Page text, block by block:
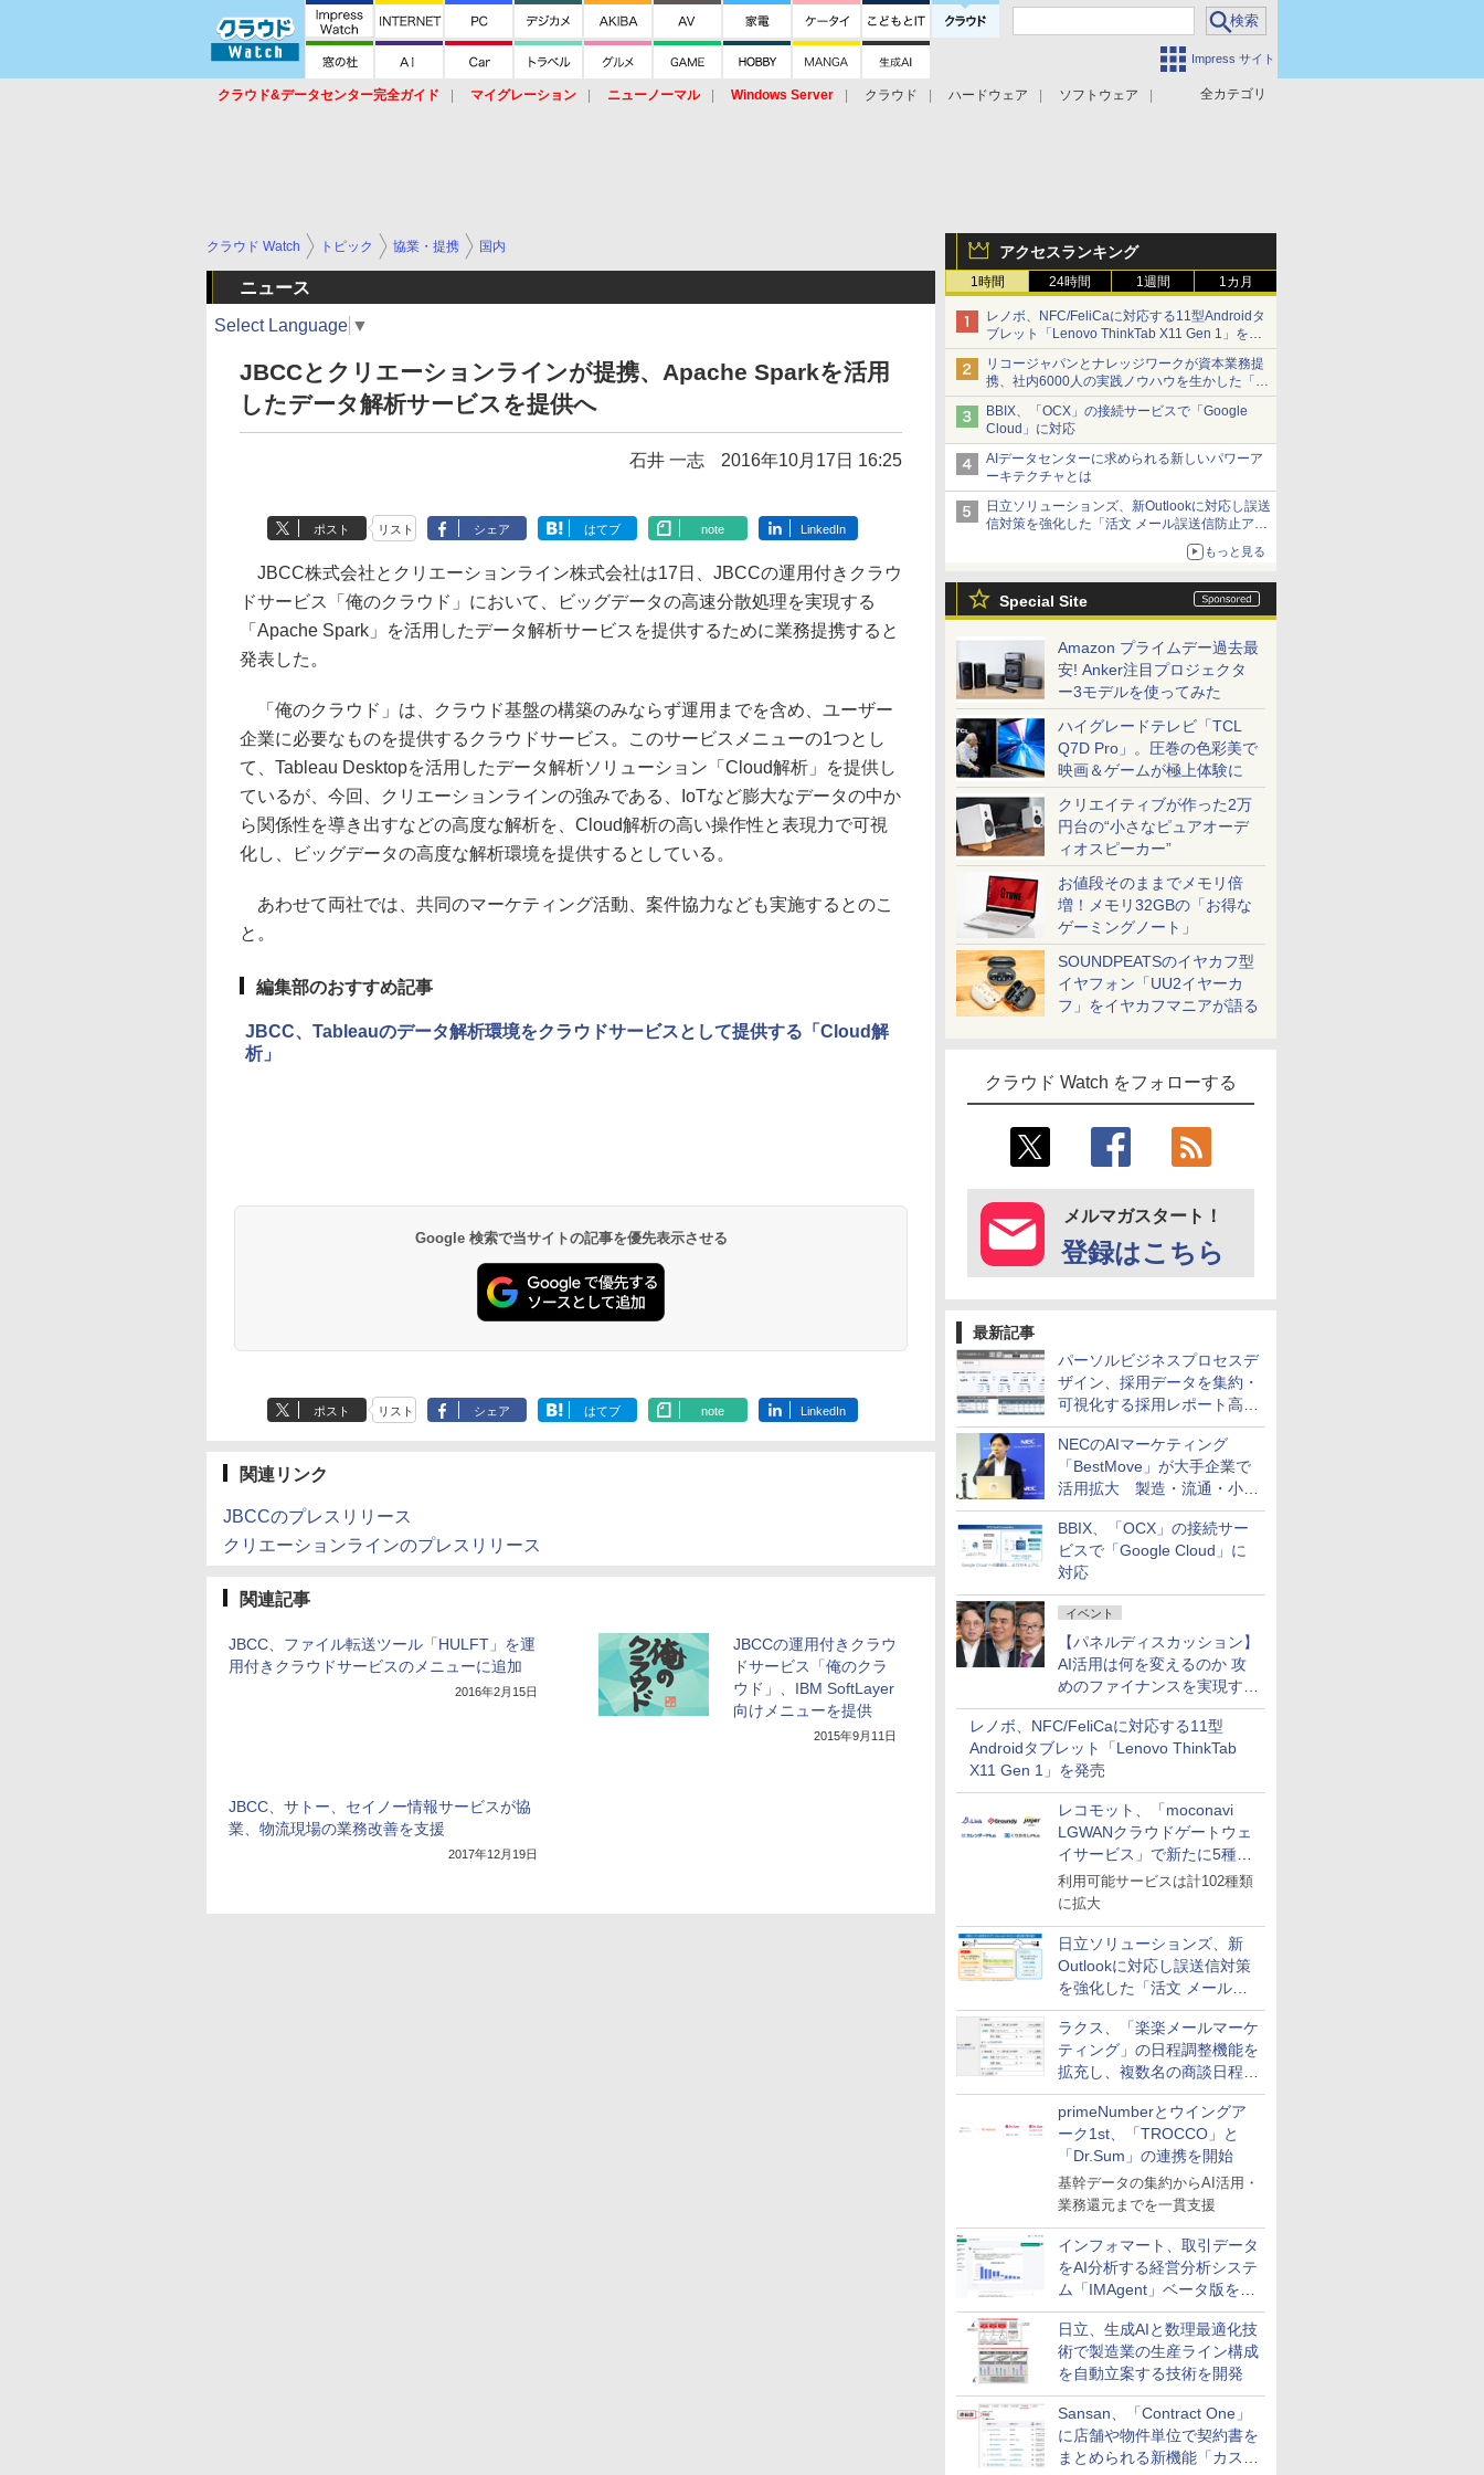
Impress サイト
全カテゴリ
クラウド&データセンター完全ガイド マイグレーション ニューノーマル Windows Server クラウド ハードウェア
ソフトウェア
アクセスランキング
1時間 24時間 1週間 1カ月
レノボ、NFC/FeliCaに対応する11型Androidタ
ブレット「Lenovo ThinkTab X11 Gen 1」を発
売
リコージャパンとナレッジワークが資本業務提
携、社内6000人の実践ノウハウを生かした「AI
商談記録 for RICOH」を展開へ
BBIX、「OCX」の接続サービスで「Google
Cloud」に対応
AIデータセンターに求められる新しいパワーア
ーキテクチャとは
日立ソリューションズ、新Outlookに対応し誤送
信対策を強化した「活文 メール誤送信防止アド
もっと見る
Special Site
Amazon プライムデー過去最
安! Anker注目プロジェクタ
ー3モデルを使ってみた
ハイグレードテレビ「TCL
Q7D Pro」。圧巻の色彩美で
映画＆ゲームが極上体験に
クリエイティブが作った2万
円台の“小さなピュアオーデ
ィオスピーカー”
お値段そのままでメモリ倍
増！メモリ32GBの「お得な
ゲーミングノート」
SOUNDPEATSのイヤカフ型
イヤフォン「UU2イヤーカ
フ」をイヤカフマニアが語る
クラウド Watch をフォローする
メルマガスタート！
登録はこちら
最新記事
パーソルビジネスプロセスデ
ザイン、採用データを集約・
可視化する採用レポート高速
化サービスを提供
NECのAIマーケティング
「BestMove」が大手企業で
活用拡大 製造・流通・小売
企業・広告代理店などが実装
フェーズへ
BBIX、「OCX」の接続サー
ビスで「Google Cloud」に
対応
イベント
【パネルディスカッション】
AI活用は何を変えるのか 攻
めのファイナンスを実現する
業務設計とマインドセット変
革
レノボ、NFC/FeliCaに対応する11型
Androidタブレット「Lenovo ThinkTab
X11 Gen 1」を発売
レコモット、「moconavi
LGWANクラウドゲートウェ
イサービス」で新たに5種類
のサービスと連携開始
利用可能サービスは計102種類
に拡大
日立ソリューションズ、新
Outlookに対応し誤送信対策
を強化した「活文 メール誤
送信防止アドインサービス」
を提供
ラクス、「楽楽メールマーケ
ティング」の日程調整機能を
拡充し、複数名の商談日程調
整を効率化
primeNumberとウイングア
ーク1st、「TROCCO」と
「Dr.Sum」の連携を開始
基幹データの集約からAI活用・
業務還元までを一貫支援
インフォマート、取引データ
をAI分析する経営分析システ
ム「IMAgent」ベータ版を提
供
日立、生成AIと数理最適化技
術で製造業の生産ライン構成
を自動立案する技術を開発
Sansan、「Contract One」
に店舗や物件単位で契約書を
まとめられる新機能「カスタ
クラウド Watch トピック 協業・提携 国内
ニュース
Select Language ▼
JBCCとクリエーションラインが提携、Apache Sparkを活用
したデータ解析サービスを提供へ
石井 一志 2016年10月17日 16:25
ポスト リスト シェア はてブ note LinkedIn
JBCC株式会社とクリエーションライン株式会社は17日、JBCCの運用付きクラウ
ドサービス「俺のクラウド」において、ビッグデータの高速分散処理を実現する
「Apache Spark」を活用したデータ解析サービスを提供するために業務提携すると
発表した。
「俺のクラウド」は、クラウド基盤の構築のみならず運用までを含め、ユーザー
企業に必要なものを提供するクラウドサービス。このサービスメニューの1つとし
て、Tableau Desktopを活用したデータ解析ソリューション「Cloud解析」を提供し
ているが、今回、クリエーションラインの強みである、IoTなど膨大なデータの中か
ら関係性を導き出すなどの高度な解析を、Cloud解析の高い操作性と表現力で可視
化し、ビッグデータの高度な解析環境を提供するとしている。
あわせて両社では、共同のマーケティング活動、案件協力なども実施するとのこ
と。
編集部のおすすめ記事
JBCC、Tableauのデータ解析環境をクラウドサービスとして提供する「Cloud解
析」
Google 検索で当サイトの記事を優先表示させる
ポスト リスト シェア はてブ note LinkedIn
関連リンク
JBCCのプレスリリース
クリエーションラインのプレスリリース
関連記事
JBCC、ファイル転送ツール「HULFT」を運
用付きクラウドサービスのメニューに追加
2016年2月15日
JBCCの運用付きクラウ
ドサービス「俺のクラ
ウド」、IBM SoftLayer
向けメニューを提供
2015年9月11日
JBCC、サトー、セイノー情報サービスが協
業、物流現場の業務改善を支援
2017年12月19日